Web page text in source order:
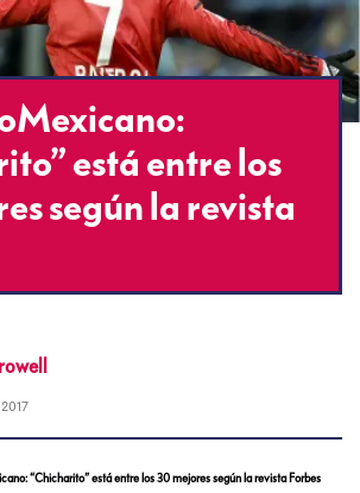
está entre los
según la revista
“Chicharito” está entre los 30 mejores según la revista Forbes